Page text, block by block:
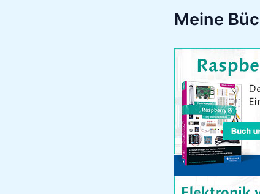
Meine